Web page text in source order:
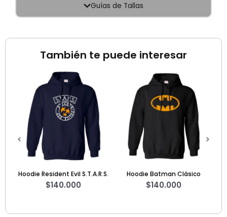
Guías de Tallas
También te puede interesar
Hoodie Batman Clásico
$140.000
Camiseta Formula E Jaguar
TCS Racing 2023